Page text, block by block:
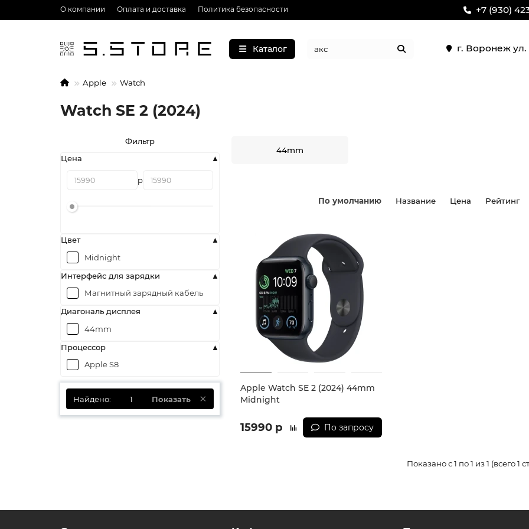
О компании Оплата и доставка Политика безопасности +7 (930)
Каталог г. Воронеж
Apple Watch
Watch SE 2 (2024)
Фильтр
Цена
р
Цвет
Midnight
Интерфейс для зарядки
Магнитный зарядный кабель
Диагональ дисплея
44mm
Процессор
Apple S8
Найдено: 1 Показать
44mm
По умолчанию Название Цена Рейтинг
Apple Watch SE 2 (2024) 44mm
Midnight
15990 р По запросу
Показано с 1 по 1 из 1 (всего 1